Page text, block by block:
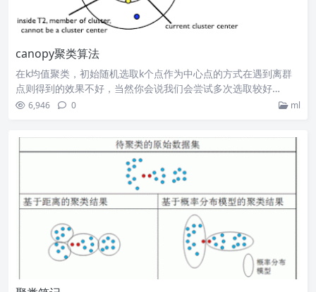
canopy聚类算法
在k均值聚类，初始随机选取k个点作为中心点的方式在遇到离群
点则得到的效果不好，当然你会说我们会尝试多次选取较好…
6,946 0 ml